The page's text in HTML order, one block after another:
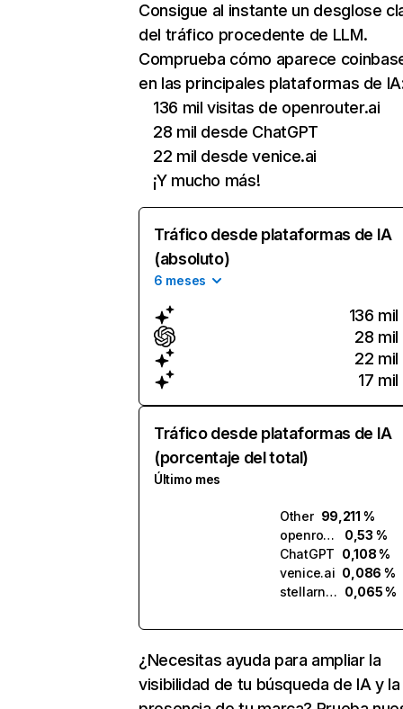
Consigue al instante un desglose
del tráfico procedente de LLM.
Comprueba cómo aparece
en las principales plataformas de
136 mil visitas de openrouter.ai
28 mil desde ChatGPT
22 mil desde venice.ai
¡Y mucho más!
Tráfico desde plataformas de IA
(absoluto)
6 meses
136 mil
28 mil
22 mil
17 mil
Tráfico desde plataformas de IA
(porcentaje del total)
Último mes
Other 99,211 %
openrouter.ai
0,53 %
ChatGPT 0,108 %
venice.ai 0,086 %
stellarnet.ai 0,065 %
¿Necesitas ayuda para ampliar la
visibilidad de tu búsqueda de IA y la